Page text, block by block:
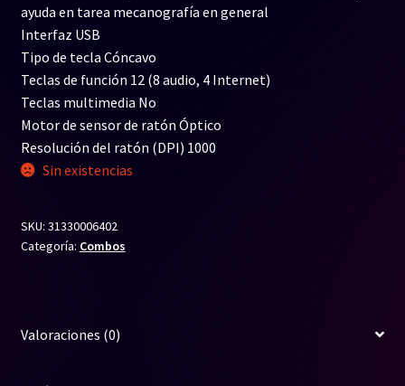
ayuda en tarea mecanografía en general
Interfaz USB
Tipo de tecla Cóncavo
Teclas de función 12 (8 audio, 4 Internet)
Teclas multimedia No
Motor de sensor de ratón Óptico
Resolución del ratón (DPI) 1000
Sin existencias
SKU: 31330006402
Categoría: Combos
Valoraciones (0)